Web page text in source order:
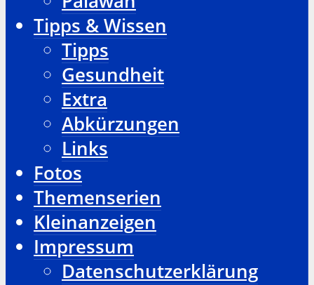
Tipps & Wissen
Tipps
Gesundheit
Extra
Abkürzungen
Links
Fotos
Themenserien
Kleinanzeigen
Impressum
Datenschutzerklärung